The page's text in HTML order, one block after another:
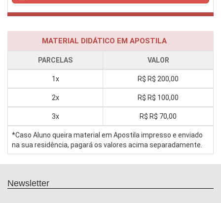
MATERIAL DIDÁTICO EM APOSTILA
PARCELAS VALOR
1x R$ R$ 200,00
2x R$ R$ 100,00
3x R$ R$ 70,00
*Caso Aluno queira material em Apostila impresso e enviado
na sua residência, pagará os valores acima separadamente.
Newsletter